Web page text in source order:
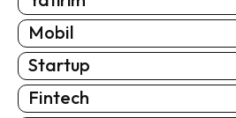
Mobil
Startup
Fintech